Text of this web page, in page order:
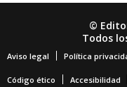
©
Todos
Aviso legal Política
Código ético Accesibilidad